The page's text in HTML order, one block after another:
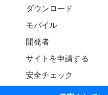
ダウンロード
モバイル
開発者
サイトを申請する
安全チェック